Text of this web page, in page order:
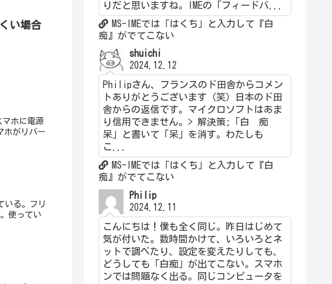
い場合
マホに電源
ホがリバー
いる。フリ
使ってい
りだと思いますね。IMEの「フィードバ...
MS-IMEでは「はくち」と入力して『白
痴』がでてこない
shuichi
2024.12.12
Philipさん、フランスのド田舎からコメン
トありがとうございます（笑）日本のド田
舎からの返信です。マイクロソフトはあま
り信用できません。> 解決策;「白 痴
呆」と書いて「呆」を消す。わたしも
こ...
MS-IMEでは「はくち」と入力して『白
痴』がでてこない
Philip
2024.12.11
こんにちは！僕も全く同じ。昨日はじめて
気が付いた。数時間かけて、いろいろとネ
ットで調べたり、設定を変えたりしても、
どうしても「白痴」が出てこない。スマホ
ンでは問題なく出る。同じコンピュータを